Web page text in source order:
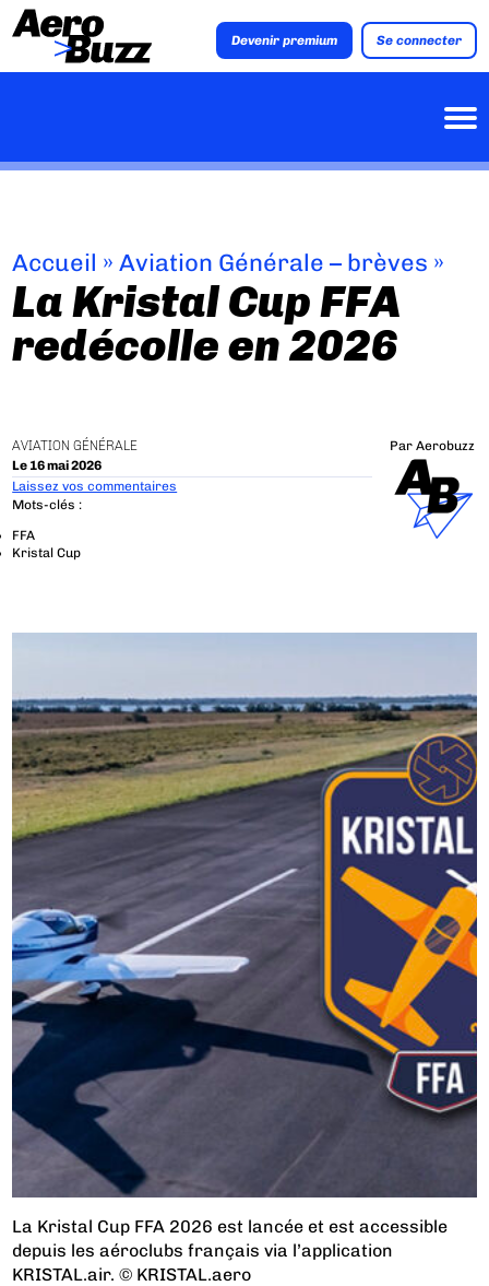
Devenir premium Se connecter
Accueil »Aviation Générale – brèves »
La Kristal Cup FFA
redécolle en 2026
AVIATION GÉNÉRALE
Le 16 mai 2026
Par Aerobuzz
Laissez vos commentaires
Mots-clés :
FFA
Kristal Cup
La Kristal Cup FFA 2026 est lancée et est accessible
depuis les aéroclubs français via l’application
KRISTAL.air. © KRISTAL.aero